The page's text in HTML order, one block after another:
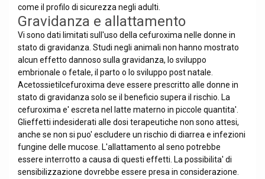
come il profilo di sicurezza negli adulti.
Gravidanza e allattamento
Vi sono dati limitati sull'uso della cefuroxima nelle donne in
stato di gravidanza. Studi negli animali non hanno mostrato
alcun effetto dannoso sulla gravidanza, lo sviluppo
embrionale o fetale, il parto o lo sviluppo post natale.
Acetossietilcefuroxima deve essere prescritto alle donne in
stato di gravidanza solo se il beneficio supera il rischio. La
cefuroxima e' escreta nel latte materno in piccole quantita'.
Glieffetti indesiderati alle dosi terapeutiche non sono attesi,
anche se non si puo' escludere un rischio di diarrea e infezioni
fungine delle mucose. L'allattamento al seno potrebbe
essere interrotto a causa di questi effetti. La possibilita' di
sensibilizzazione dovrebbe essere presa in considerazione.